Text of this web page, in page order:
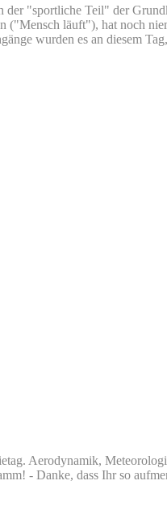
der "sportliche Teil" der
("Mensch läuft"), hat noch
wurden es an diesem
Aerodynamik,
- Danke, dass Ihr so